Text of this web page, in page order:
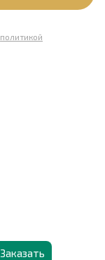
политикой
Заказать